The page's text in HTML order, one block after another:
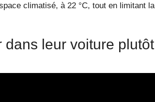
climatisé, à 22 °C, tout en limitant la
leur voiture plutôt